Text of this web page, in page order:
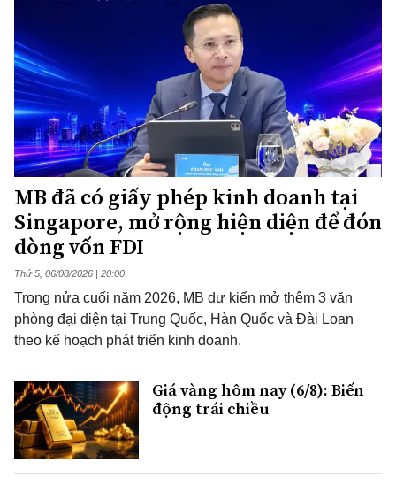
MB đã có giấy phép kinh doanh tại
Singapore, mở rộng hiện diện để đón
dòng vốn FDI
Thứ 5, 06/08/2026 | 20:00
Trong nửa cuối năm 2026, MB dự kiến mở thêm 3 văn
phòng đại diện tại Trung Quốc, Hàn Quốc và Đài Loan
theo kế hoạch phát triển kinh doanh.
Giá vàng hôm nay (6/8): Biến
động trái chiều